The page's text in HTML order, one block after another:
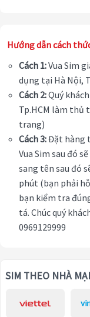
Hướng dẫn cách
Cách 1:Vua Sim
dụng tại Hà Nội,
Cách 2:Quý
Tp.HCM làm thủ
trang)
Cách 3:Đặt hàng
Vua Sim sau đó
sang tên sau đó
phút (bạn phải
bạn kiểm tra
tá. Chúc quý
0969129999
SIM THEO NHÀ